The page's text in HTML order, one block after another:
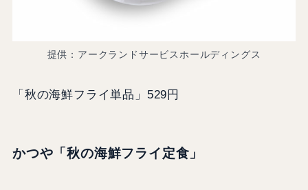
提供：アークランドサービスホールディングス
「秋の海鮮フライ単品」529円
かつや「秋の海鮮フライ定食」